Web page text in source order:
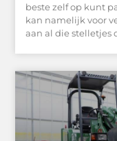
beste zelf op kunt
kan namelijk voor
aan al die stelletjes